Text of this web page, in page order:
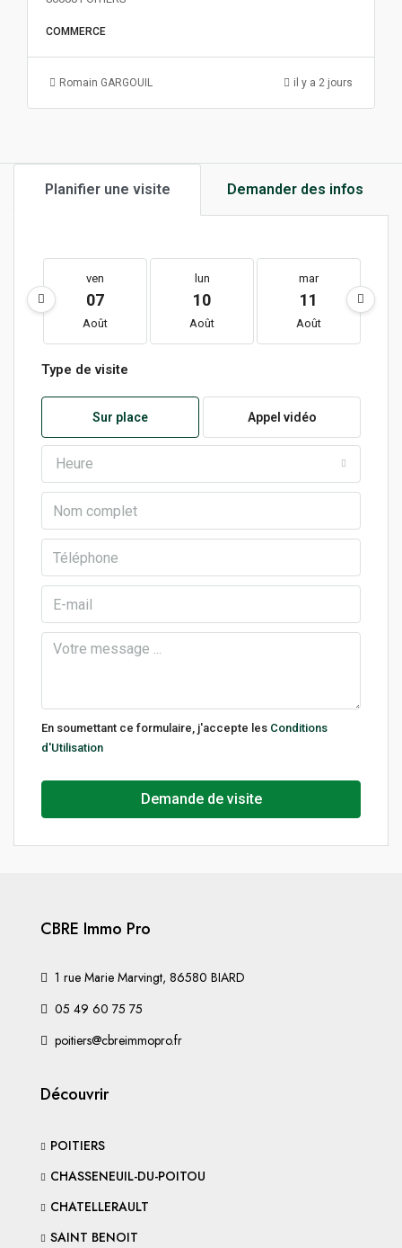
COMMERCE
Romain GARGOUIL il y a 2 jours
Planifier une visite Demander des infos
ven
07
Août
lun
10
Août
mar
11
Août
Type de visite
Sur place Appel vidéo
Heure
En soumettant ce formulaire, j'accepte les Conditions
d'Utilisation
Demande de visite
CBRE Immo Pro
1 rue Marie Marvingt, 86580 BIARD
05 49 60 75 75
poitiers@cbreimmopro.fr
Découvrir
POITIERS
CHASSENEUIL-DU-POITOU
CHATELLERAULT
SAINT BENOIT